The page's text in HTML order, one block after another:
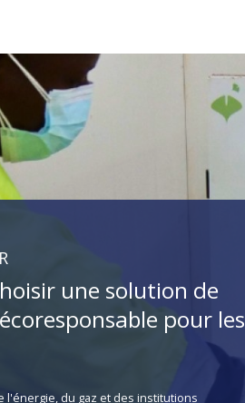
une solution de
pour les
l'énergie, du gaz et des institutions